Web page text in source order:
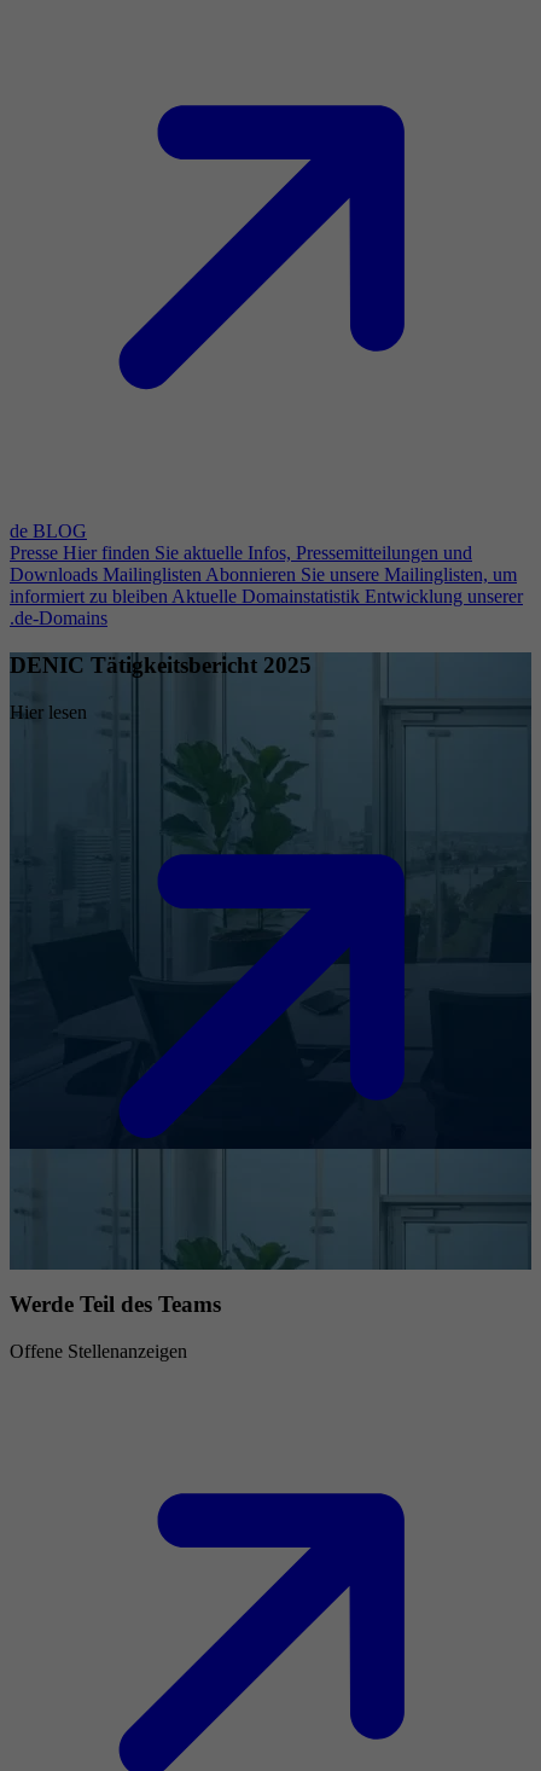
de BLOG
Presse Hier finden Sie aktuelle Infos, Pressemitteilungen und
Downloads Mailinglisten Abonnieren Sie unsere Mailinglisten, um
informiert zu bleiben Aktuelle Domainstatistik Entwicklung unserer
.de-Domains
DENIC Tätigkeitsbericht 2025
Hier lesen
Werde Teil des Teams
Offene Stellenanzeigen